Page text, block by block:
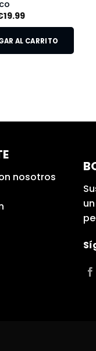
19.99
AL CARRITO
nosotros